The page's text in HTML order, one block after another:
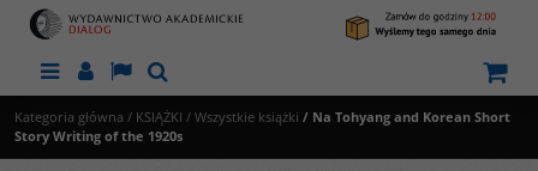
MenuPanelLangSzukaj
Kategoria główna / KSIĄŻKI / Wszystkie książki / Na Tohyang and Korean Short
Story Writing of the 1920s